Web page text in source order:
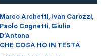
Marco Archetti, Ivan Carozzi,
Paolo Cognetti, Giulio
D’Antona
CHE COSA HO IN TESTA